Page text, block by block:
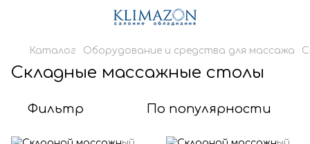
Каталог Оборудование и средства для массажа
Складные массажные столы
Фильтр По популярности